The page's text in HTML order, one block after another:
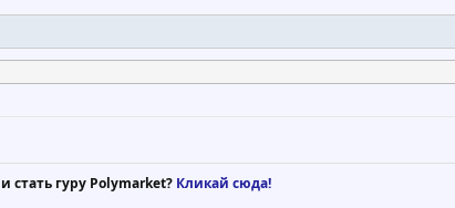
стать гуру Polymarket? Кликай сюда!